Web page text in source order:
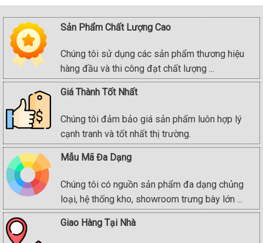
Sản Phẩm Chất Lượng Cao
Chúng tôi sử dụng các sản phẩm thương hiệu
hàng đầu và thi công đạt chất lượng ...
Giá Thành Tốt Nhất
Chúng tôi đảm bảo giá sản phẩm luôn hợp lý
cạnh tranh và tốt nhất thị trường.
Mẫu Mã Đa Dạng
Chúng tôi có nguồn sản phẩm đa dạng chủng
loại, hệ thống kho, showroom trưng bày lớn ...
Giao Hàng Tại Nhà